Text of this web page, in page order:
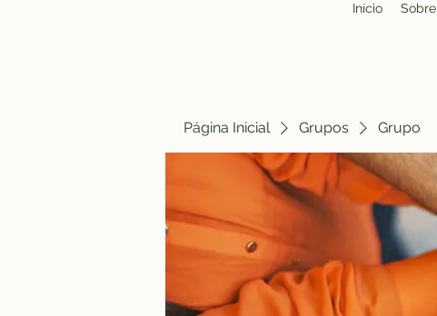
Início Sobre
Página Inicial Grupos Grupo